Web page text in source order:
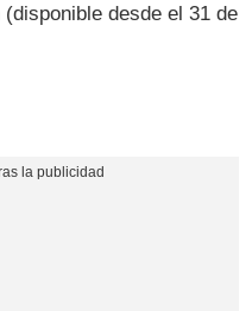
desde el 31 de